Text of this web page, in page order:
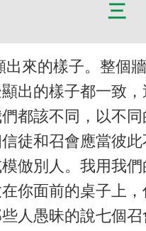
三
來的樣子。整個
出的樣子都一致
都該不同，以不
徒和召會應當彼
倣別人。我用我
你面前的桌子上
人愚昧的說七個